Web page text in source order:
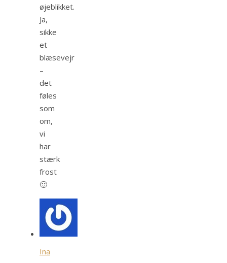
øjeblikket.
Ja,
sikke
et
blæsevejr
–
det
føles
som
om,
vi
har
stærk
frost
🙂
Ina